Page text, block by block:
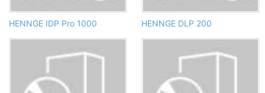
HENNGE IDP Pro 1000 HENNGE DLP 200